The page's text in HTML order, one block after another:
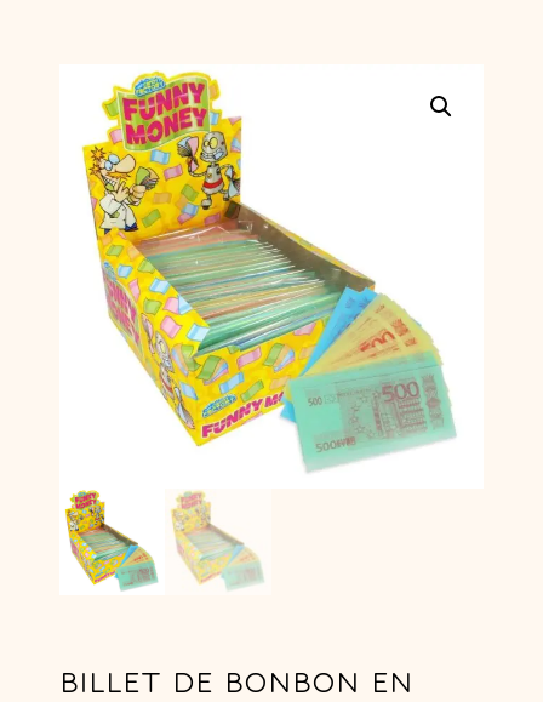
BILLET DE BONBON EN